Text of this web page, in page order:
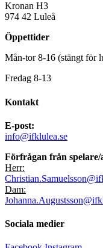
Kronan H3
974 42 Luleå
Öppettider
Mån-tor 8-16 (stängt för
Fredag 8-13
Kontakt
E-post:
info@ifklulea.se
Förfrågan från spelare/
Herr:
Dam:
Sociala medier